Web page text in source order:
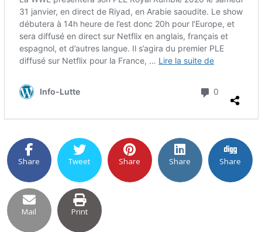
Share Tweet Share Share Share
Mail Print